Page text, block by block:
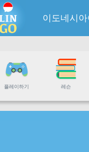
이도네시아
플레이하기 레슨